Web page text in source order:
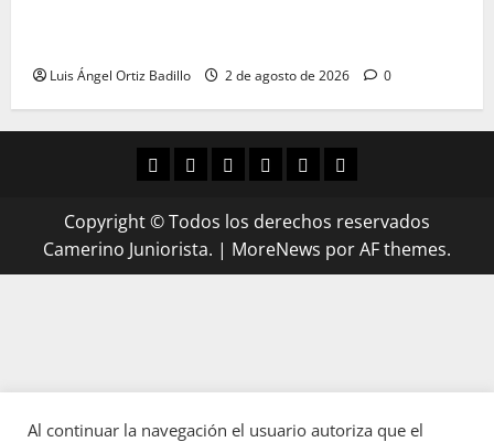
Luis Ángel Ortiz Badillo 2 de agosto de 2026 0
Copyright © Todos los derechos reservados
Camerino Juniorista. | MoreNews por AF themes.
Al continuar la navegación el usuario autoriza que el